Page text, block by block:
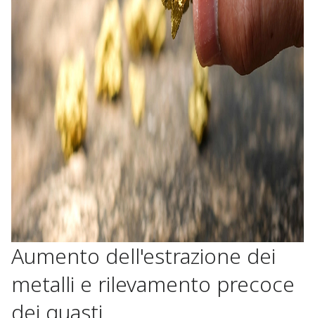
Aumento dell'estrazione dei
metalli e rilevamento precoce
dei guasti